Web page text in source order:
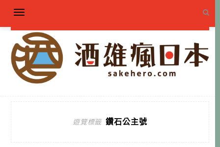
遊覽標籤 鑽石公主號